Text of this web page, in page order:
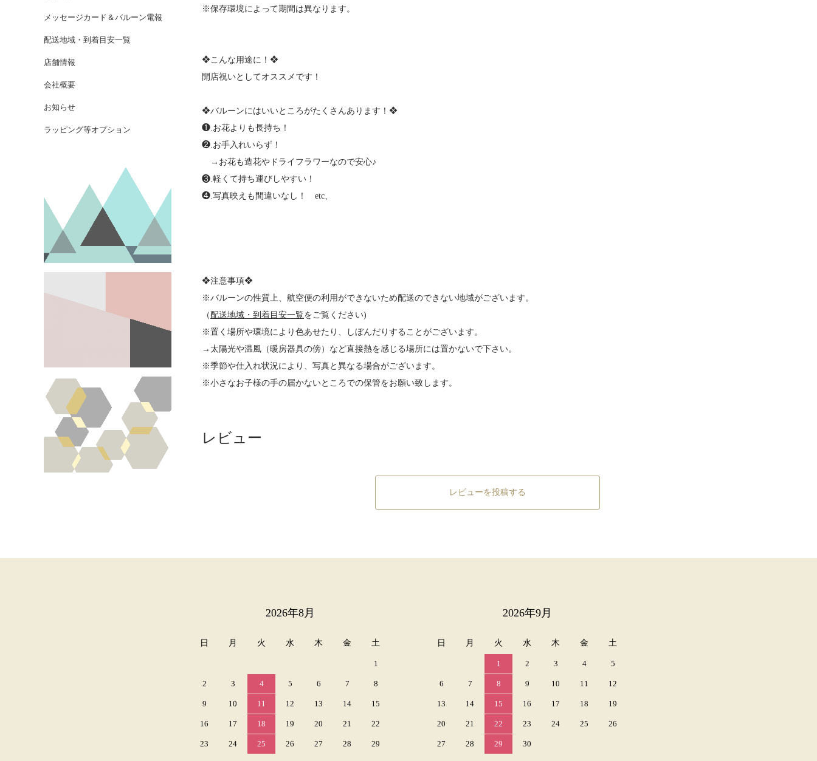
※保存環境によって期間は異なります。
❖こんな用途に！❖
開店祝いとしてオススメです！
❖バルーンにはいいところがたくさんあります！❖
❶.お花よりも長持ち！
❷.お手入れいらず！
→お花も造花やドライフラワーなので安心♪
❸.軽くて持ち運びしやすい！
❹.写真映えも間違いなし！ etc、
❖注意事項❖
※バルーンの性質上、航空便の利用ができないため配送のできない地域がございます。
（ 配送地域・到着目安一覧をご覧ください)
※置く場所や環境により色あせたり、しぼんだりすることがございます。
→太陽光や温風（暖房器具の傍）など直接熱を感じる場所には置かないで下さい。
※季節や仕入れ状況により、写真と異なる場合がございます。
※小さなお子様の手の届かないところでの保管をお願い致します。
レビュー
レビューを投稿する
メッセージカード＆バルーン電報
配送地域・到着目安一覧
店舗情報
会社概要
お知らせ
ラッピング等オプション
2026年8月
日 月 火 水 木 金 土
1
2 3 4 5 6 7 8
9 10 11 12 13 14 15
16 17 18 19 20 21 22
23 24 25 26 27 28 29
2026年9月
日 月 火 水 木 金 土
1 2 3 4 5
6 7 8 9 10 11 12
13 14 15 16 17 18 19
20 21 22 23 24 25 26
27 28 29 30